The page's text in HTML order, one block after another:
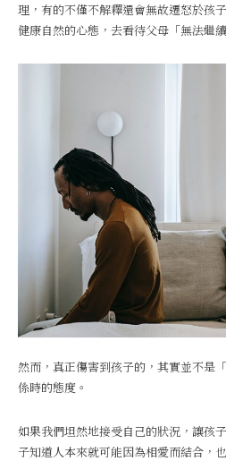
理，有的不僅不解釋還會無故遷怒於孩
健康自然的心態，去看待父母「無法繼
然而，真正傷害到孩子的，其實並不是
係時的態度。
如果我們坦然地接受自己的狀況，讓孩
子知道人本來就可能因為相愛而結合，